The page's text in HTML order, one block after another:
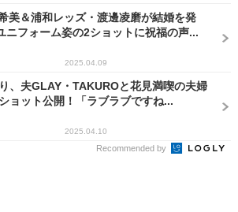
美＆浦和レッズ・渡邊凌磨が結婚を発
ニフォーム姿の2ショットに祝福の声...
2025.04.09
、夫GLAY・TAKUROと花見満喫の夫婦
ショット公開！「ラブラブですね...
2025.04.10
Recommended by